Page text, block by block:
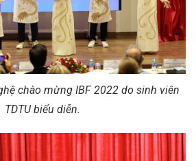
chào mừng IBF 2022 do sinh viên
TDTU biểu diễn.